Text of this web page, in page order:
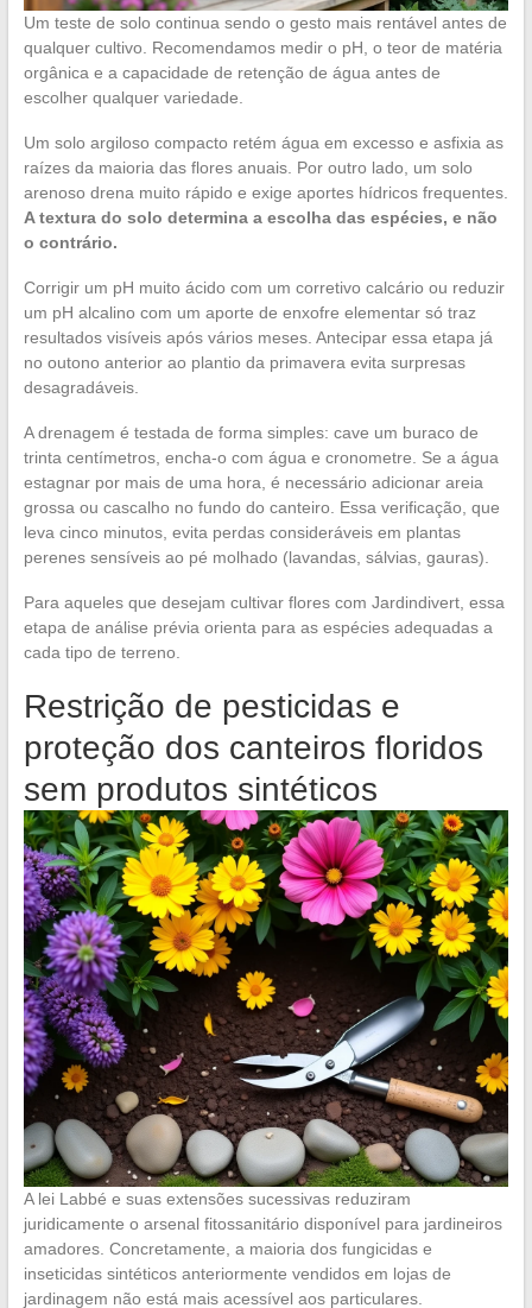
Um teste de solo continua sendo o gesto mais rentável antes de
qualquer cultivo. Recomendamos medir o pH, o teor de matéria
orgânica e a capacidade de retenção de água antes de
escolher qualquer variedade.
Um solo argiloso compacto retém água em excesso e asfixia as
raízes da maioria das flores anuais. Por outro lado, um solo
arenoso drena muito rápido e exige aportes hídricos frequentes.
A textura do solo determina a escolha das espécies, e não
o contrário.
Corrigir um pH muito ácido com um corretivo calcário ou reduzir
um pH alcalino com um aporte de enxofre elementar só traz
resultados visíveis após vários meses. Antecipar essa etapa já
no outono anterior ao plantio da primavera evita surpresas
desagradáveis.
A drenagem é testada de forma simples: cave um buraco de
trinta centímetros, encha-o com água e cronometre. Se a água
estagnar por mais de uma hora, é necessário adicionar areia
grossa ou cascalho no fundo do canteiro. Essa verificação, que
leva cinco minutos, evita perdas consideráveis em plantas
perenes sensíveis ao pé molhado (lavandas, sálvias, gauras).
Para aqueles que desejam cultivar flores com Jardindivert, essa
etapa de análise prévia orienta para as espécies adequadas a
cada tipo de terreno.
Restrição de pesticidas e
proteção dos canteiros floridos
sem produtos sintéticos
A lei Labbé e suas extensões sucessivas reduziram
juridicamente o arsenal fitossanitário disponível para jardineiros
amadores. Concretamente, a maioria dos fungicidas e
inseticidas sintéticos anteriormente vendidos em lojas de
jardinagem não está mais acessível aos particulares.